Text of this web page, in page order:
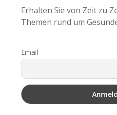
Erhalten Sie von Zeit zu
Themen rund um
Email